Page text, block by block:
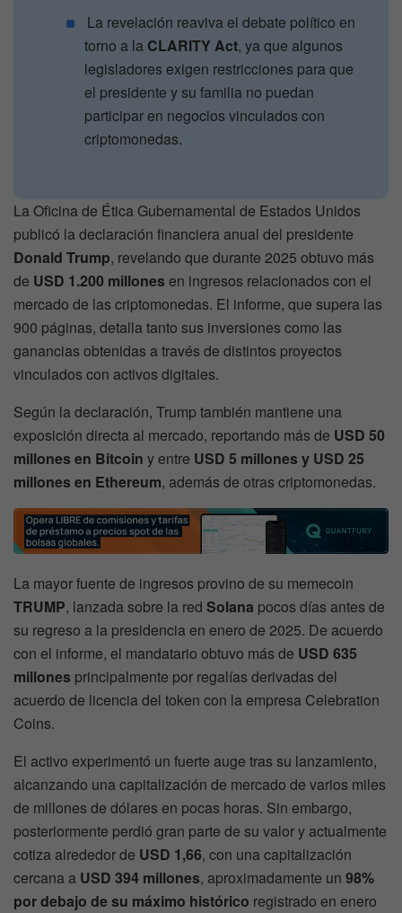
La revelación reaviva el debate político en
torno a la CLARITY Act, ya que algunos
legisladores exigen restricciones para que
el presidente y su familia no puedan
participar en negocios vinculados con
criptomonedas.
La Oficina de Ética Gubernamental de Estados Unidos
publicó la declaración financiera anual del presidente
Donald Trump, revelando que durante 2025 obtuvo más
de USD 1.200 millones en ingresos relacionados con el
mercado de las criptomonedas. El informe, que supera las
900 páginas, detalla tanto sus inversiones como las
ganancias obtenidas a través de distintos proyectos
vinculados con activos digitales.
Según la declaración, Trump también mantiene una
exposición directa al mercado, reportando más de USD 50
millones en Bitcoin y entre USD 5 millones y USD 25
millones en Ethereum, además de otras criptomonedas.
La mayor fuente de ingresos provino de su memecoin
TRUMP, lanzada sobre la red Solana pocos días antes de
su regreso a la presidencia en enero de 2025. De acuerdo
con el informe, el mandatario obtuvo más de USD 635
millones principalmente por regalías derivadas del
acuerdo de licencia del token con la empresa Celebration
Coins.
El activo experimentó un fuerte auge tras su lanzamiento,
alcanzando una capitalización de mercado de varios miles
de millones de dólares en pocas horas. Sin embargo,
posteriormente perdió gran parte de su valor y actualmente
cotiza alrededor de USD 1,66, con una capitalización
cercana a USD 394 millones, aproximadamente un 98%
por debajo de su máximo histórico registrado en enero